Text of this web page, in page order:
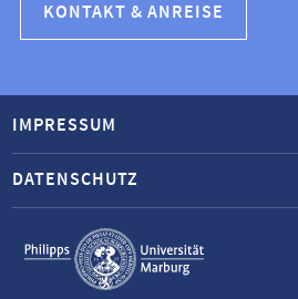
KONTAKT & ANREISE
Service-
Navigation
IMPRESSUM
DATENSCHUTZ